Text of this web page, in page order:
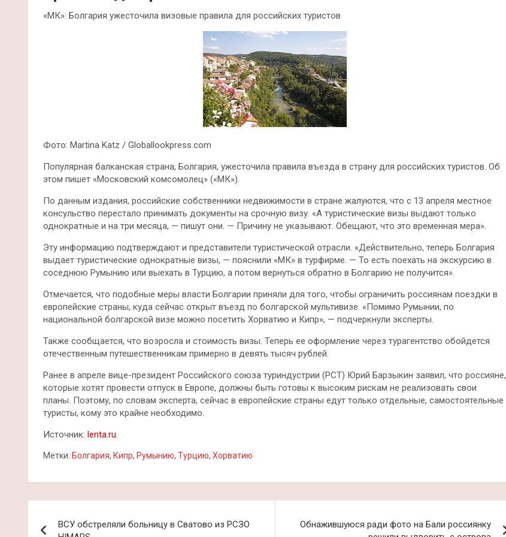
«МК»: Болгария ужесточила визовые правила для российских туристов
Фото: Martina Katz / Globallookpress.com
Популярная балканская страна, Болгария, ужесточила правила въезда в страну для российских туристов. Об
этом пишет «Московский комсомолец» («МК»).
По данным издания, российские собственники недвижимости в стране жалуются, что с 13 апреля местное
консульство перестало принимать документы на срочную визу. «А туристические визы выдают только
однократные и на три месяца, — пишут они. — Причину не указывают. Обещают, что это временная мера».
Эту информацию подтверждают и представители туристической отрасли. «Действительно, теперь Болгария
выдает туристические однократные визы, — пояснили «МК» в турфирме. — То есть поехать на экскурсию в
соседнюю Румынию или выехать в Турцию, а потом вернуться обратно в Болгарию не получится».
Отмечается, что подобные меры власти Болгарии приняли для того, чтобы ограничить россиянам поездки в
европейские страны, куда сейчас открыт въезд по болгарской мультивизе. «Помимо Румынии, по
национальной болгарской визе можно посетить Хорватию и Кипр», — подчеркнули эксперты.
Также сообщается, что возросла и стоимость визы. Теперь ее оформление через турагентство обойдется
отечественным путешественникам примерно в девять тысяч рублей.
Ранее в апреле вице-президент Российского союза туриндустрии (РСТ) Юрий Барзыкин заявил, что россияне,
которые хотят провести отпуск в Европе, должны быть готовы к высоким рискам не реализовать свои
планы. Поэтому, по словам эксперта, сейчас в европейские страны едут только отдельные, самостоятельные
туристы, кому это крайне необходимо.
Источник: lenta.ru
Метки: Болгария, Кипр, Румынию, Турцию, Хорватию
ВСУ обстреляли больницу в Сватово из РСЗО
Обнажившуюся ради фото на Бали россиянку